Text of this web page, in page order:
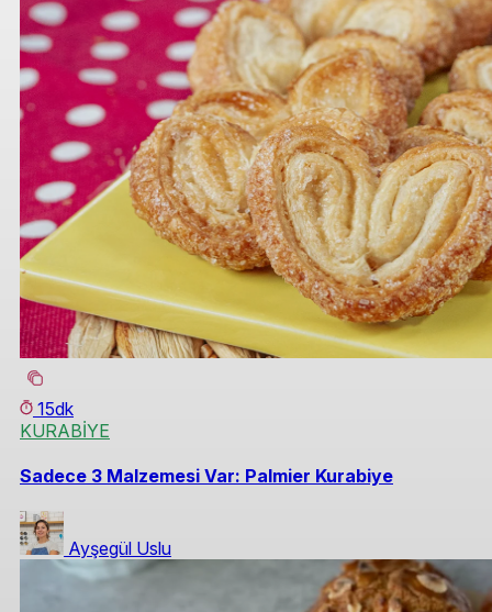
15dk
KURABİYE
Sadece 3 Malzemesi Var: Palmier Kurabiye
Ayşegül Uslu